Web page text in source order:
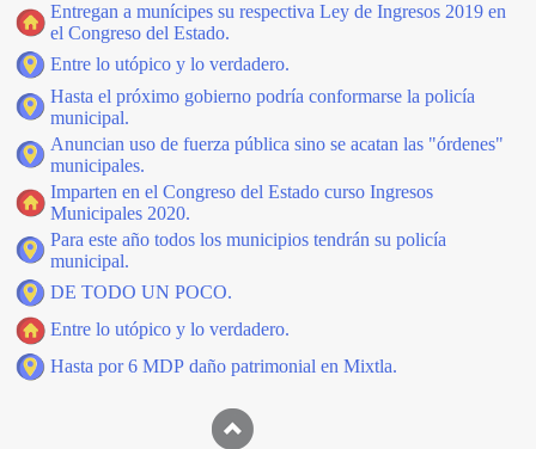
Entregan a munícipes su respectiva Ley de Ingresos 2019 en
el Congreso del Estado.
Entre lo utópico y lo verdadero.
Hasta el próximo gobierno podría conformarse la policía
municipal.
Anuncian uso de fuerza pública sino se acatan las "órdenes"
municipales.
Imparten en el Congreso del Estado curso Ingresos
Municipales 2020.
Para este año todos los municipios tendrán su policía
municipal.
DE TODO UN POCO.
Entre lo utópico y lo verdadero.
Hasta por 6 MDP daño patrimonial en Mixtla.